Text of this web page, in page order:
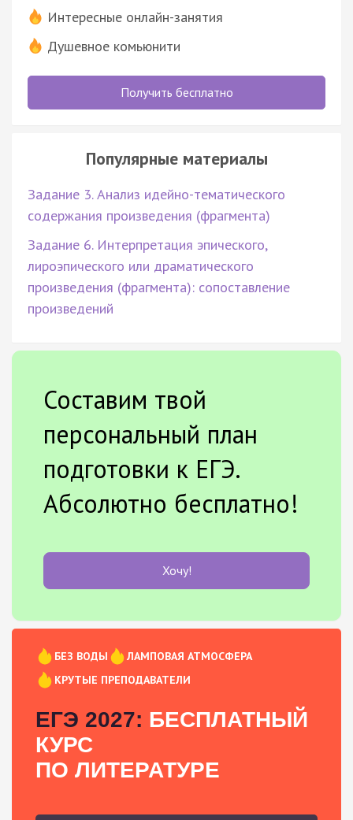
Интересные онлайн-занятия
Душевное комьюнити
Получить бесплатно
Популярные материалы
Задание 3. Анализ идейно-тематического
содержания произведения (фрагмента)
Задание 6. Интерпретация эпического,
лироэпического или драматического
произведения (фрагмента): сопоставление
произведений
Составим твой
персональный план
подготовки к ЕГЭ.
Абсолютно бесплатно!
Хочу!
БЕЗ ВОДЫ
ЛАМПОВАЯ АТМОСФЕРА
КРУТЫЕ ПРЕПОДАВАТЕЛИ
ЕГЭ 2027: БЕСПЛАТНЫЙ
КУРС
ПО ЛИТЕРАТУРЕ